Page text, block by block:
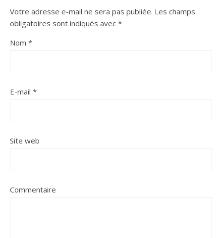
Votre adresse e-mail ne sera pas publiée. Les champs
obligatoires sont indiqués avec *
Nom *
E-mail *
Site web
Commentaire